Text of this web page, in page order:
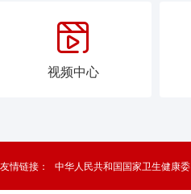

视频中心
友情链接： 中华人民共和国国家卫生健康委